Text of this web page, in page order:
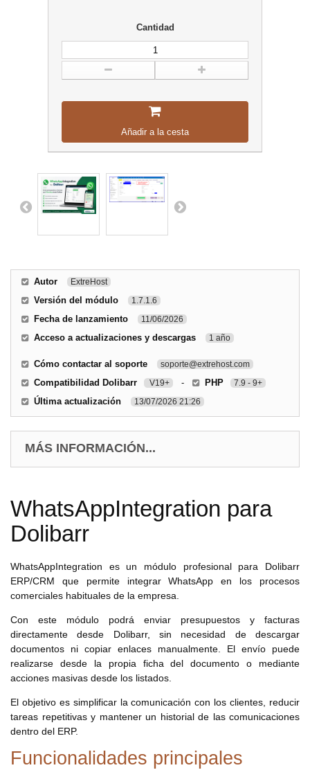
Cantidad
Añadir a la cesta
Autor ExtreHost
Versión del módulo 1.7.1.6
Fecha de lanzamiento 11/06/2026
Acceso a actualizaciones y descargas 1 año
Cómo contactar al soporte soporte@extrehost.com
Compatibilidad Dolibarr V19+ - PHP 7.9 - 9+
Última actualización 13/07/2026 21:26
MÁS INFORMACIÓN...
WhatsAppIntegration para
Dolibarr
WhatsAppIntegration es un módulo profesional para Dolibarr
ERP/CRM que permite integrar WhatsApp en los procesos
comerciales habituales de la empresa.
Con este módulo podrá enviar presupuestos y facturas
directamente desde Dolibarr, sin necesidad de descargar
documentos ni copiar enlaces manualmente. El envío puede
realizarse desde la propia ficha del documento o mediante
acciones masivas desde los listados.
El objetivo es simplificar la comunicación con los clientes, reducir
tareas repetitivas y mantener un historial de las comunicaciones
dentro del ERP.
Funcionalidades principales